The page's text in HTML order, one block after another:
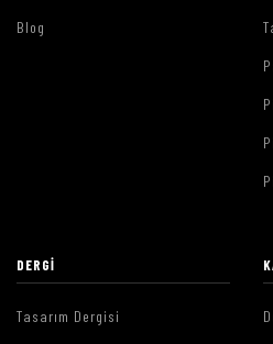
Blog
DERGI
Tasarım Dergisi